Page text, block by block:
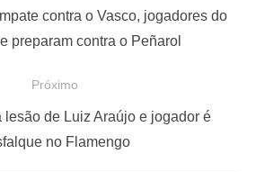
contra o Vasco, jogadores do
preparam contra o Peñarol
Próximo
lesão de Luiz Araújo e jogador é
no Flamengo